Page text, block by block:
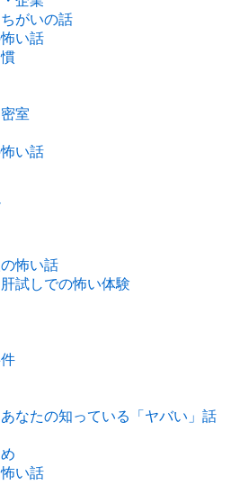
がいの話
い話
室
い話
怖い話
試しでの怖い体験
なたの知っている「ヤバい」話
い話